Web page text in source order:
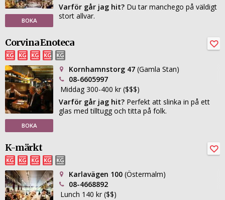
BOKA
Varför går jag hit? Du tar manchego på väldigt
stort allvar.
Corvina Enoteca
BOKA
Kornhamnstorg 47 (Gamla Stan)
08-6605997
Middag 300-400 kr ($$$)
Varför går jag hit? Perfekt att slinka in på ett
glas med tilltugg och titta på folk.
K-märkt
Karlavägen 100 (Östermalm)
08-4668892
Lunch 140 kr ($$)